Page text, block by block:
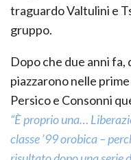
traguardo Valtulini e
gruppo.
Dopo che due anni fa,
piazzarono nelle
Persico e Consonni
“È proprio una…
classe ’99 orobica –